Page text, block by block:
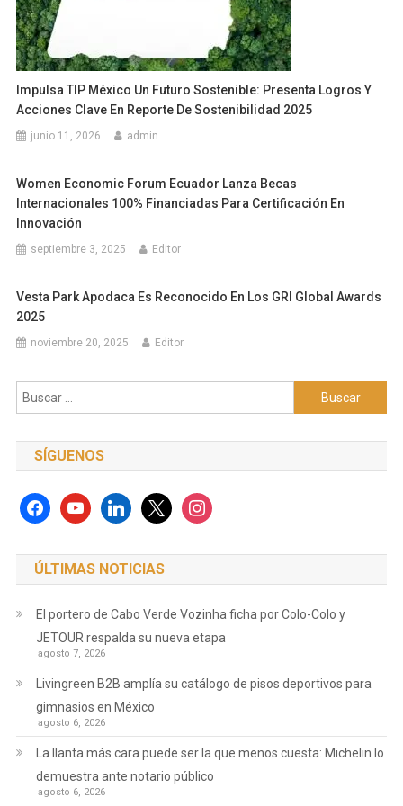
Impulsa TIP México Un Futuro Sostenible: Presenta Logros Y
Acciones Clave En Reporte De Sostenibilidad 2025
junio 11, 2026 admin
Women Economic Forum Ecuador Lanza Becas
Internacionales 100% Financiadas Para Certificación En
Innovación
septiembre 3, 2025 Editor
Vesta Park Apodaca Es Reconocido En Los GRI Global Awards
2025
noviembre 20, 2025 Editor
Buscar:
SÍGUENOS
facebookyoutubelinkedinx instagram
ÚLTIMAS NOTICIAS
El portero de Cabo Verde Vozinha ficha por Colo-Colo y
JETOUR respalda su nueva etapa
agosto 7, 2026
Livingreen B2B amplía su catálogo de pisos deportivos para
gimnasios en México
agosto 6, 2026
La llanta más cara puede ser la que menos cuesta: Michelin lo
demuestra ante notario público
agosto 6, 2026